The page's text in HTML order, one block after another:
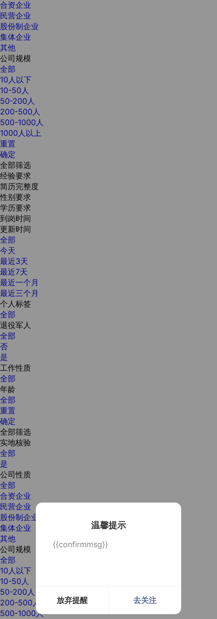
温馨提示
{{confirmmsg}}
放弃提醒 去关注
合资企业
民营企业
股份制企业
集体企业
其他
公司规模
全部
10人以下
10-50人
50-200人
200-500人
500-1000人
1000人以上
重置
确定
全部筛选
经验要求
简历完整度
性别要求
学历要求
到岗时间
更新时间
全部
今天
最近3天
最近7天
最近一个月
最近三个月
个人标签
全部
退役军人
全部
否
是
工作性质
全部
年龄
全部
重置
确定
全部筛选
实地核验
全部
是
公司性质
全部
合资企业
民营企业
股份制企业
集体企业
其他
公司规模
全部
10人以下
10-50人
50-200人
200-500人
500-1000人